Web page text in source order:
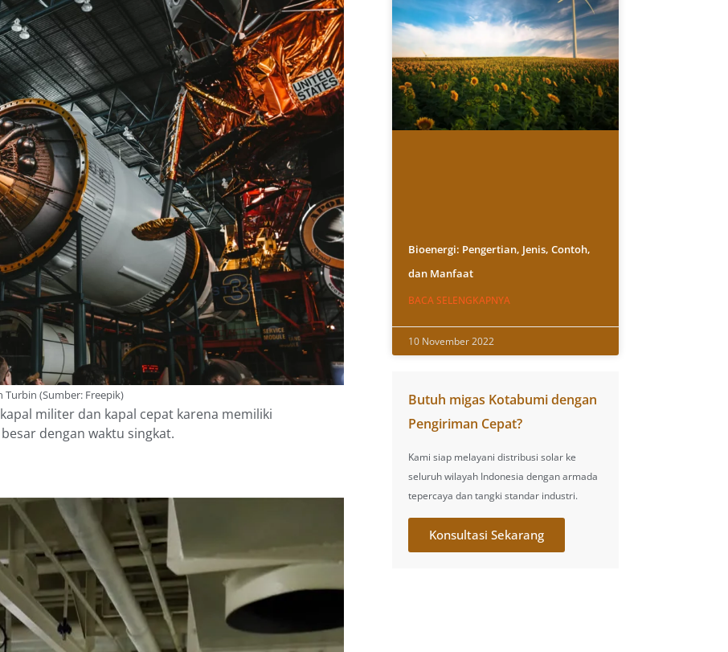
Turbin (Sumber: Freepik)
militer dan kapal cepat karena memiliki
dengan waktu singkat.
Bioenergi: Pengertian, Jenis, Contoh,
dan Manfaat
BACA SELENGKAPNYA
10 November 2022
Butuh migas Kotabumi dengan
Pengiriman Cepat?
Kami siap melayani distribusi solar ke
seluruh wilayah Indonesia dengan armada
tepercaya dan tangki standar industri.
Konsultasi Sekarang